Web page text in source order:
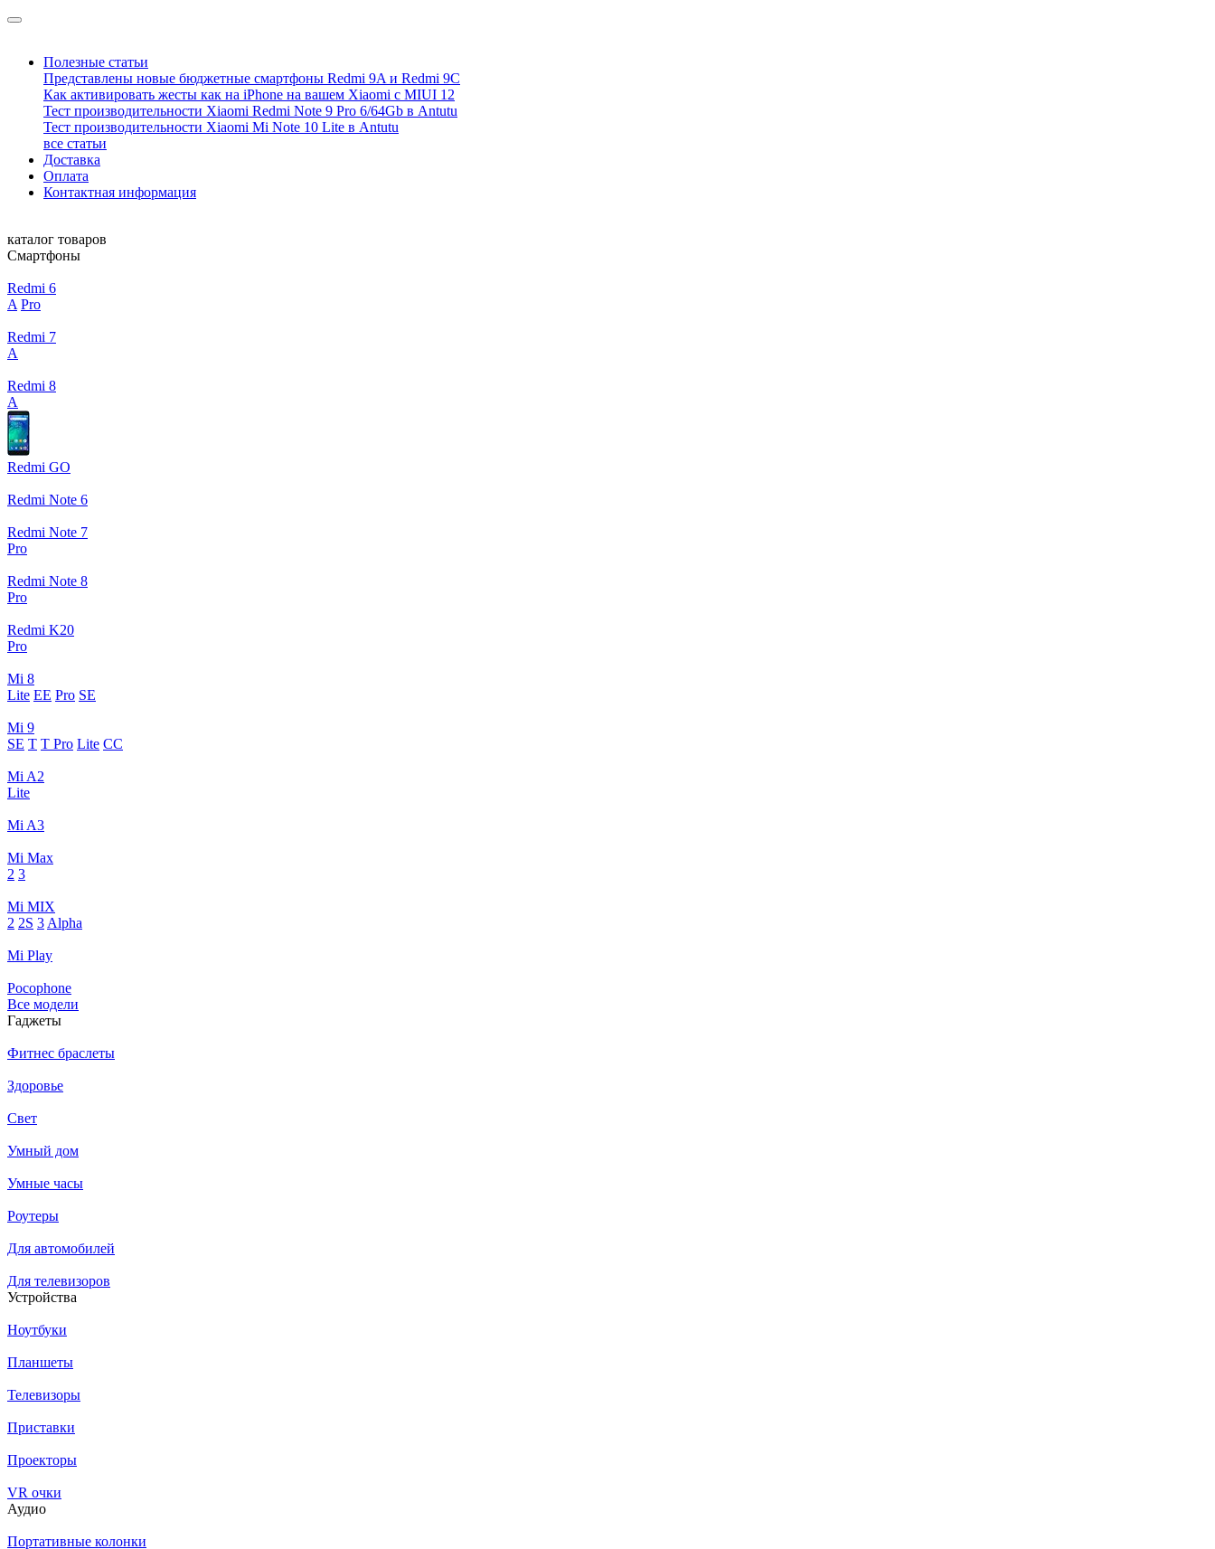
Полезные статьи
Представлены новые бюджетные смартфоны Redmi 9A и Redmi 9C
Как активировать жесты как на iPhone на вашем Xiaomi с MIUI 12
Тест производительности Xiaomi Redmi Note 9 Pro 6/64Gb в Antutu
Тест производительности Xiaomi Mi Note 10 Lite в Antutu
все статьи
Доставка
Оплата
Контактная информация
каталог товаров
Смартфоны
Redmi 6
A Pro
Redmi 7
A
Redmi 8
A
Redmi GO
Redmi Note 6
Redmi Note 7
Pro
Redmi Note 8
Pro
Redmi K20
Pro
Mi 8
Lite EE Pro SE
Mi 9
SE T T Pro Lite CC
Mi A2
Lite
Mi A3
Mi Max
2 3
Mi MIX
2 2S 3 Alpha
Mi Play
Pocophone
Все модели
Гаджеты
Фитнес браслеты
Здоровье
Свет
Умный дом
Умные часы
Роутеры
Для автомобилей
Для телевизоров
Устройства
Ноутбуки
Планшеты
Телевизоры
Приставки
Проекторы
VR очки
Аудио
Портативные колонки